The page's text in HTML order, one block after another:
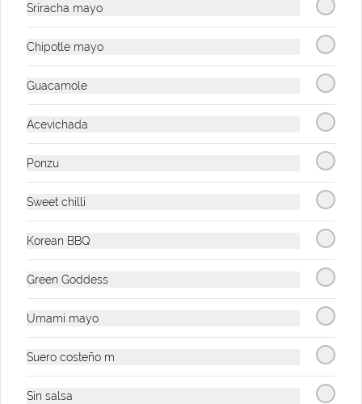
Poke salad
edamames, mango, hierbabuena, salsa
Poke Kids
apanado, aguacate, maíz tierno y teriyaki.
Poke Kids de Pollo
Bowl de arroz blanco, pollo a la plancha,
Sriracha mayo
Chipotle mayo
Guacamole
Acevichada
Ponzu
Sweet chilli
Korean BBQ
Green Goddess
Umami mayo
Suero costeño m
Sin salsa